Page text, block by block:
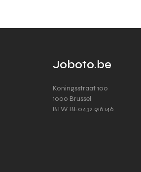
Joboto.be
Koningsstraat 100
1000 Brussel
BTW BE0432.916.146